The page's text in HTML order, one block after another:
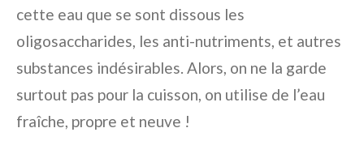
cette eau que se sont dissous les
oligosaccharides, les anti-nutriments, et autres
substances indésirables. Alors, on ne la garde
surtout pas pour la cuisson, on utilise de l’eau
fraîche, propre et neuve !